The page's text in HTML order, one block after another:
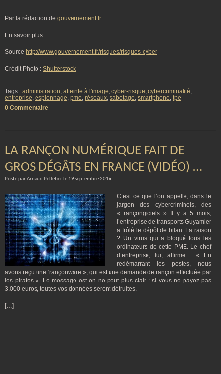
Par la rédaction de gouvernement.fr
En savoir plus :
Source http://www.gouvernement.fr/risques/risques-cyber
Crédit Photo : Shutterstock
Tags : administration, atteinte à l'image, cyber-risque, cybercriminalité,
entreprise, espionnage, pme, réseaux, sabotage, smartphone, tpe
0 Commentaire
LA RANÇON NUMÉRIQUE FAIT DE
GROS DÉGÂTS EN FRANCE (VIDÉO) …
Posté par Arnaud Pelletier le 19 septembre 2016
C’est ce que l’on appelle, dans le
jargon des cybercriminels, des
« rançongiciels » Il y a 5 mois,
l’entreprise de transports Guyamier
a frôlé le dépôt de bilan. La raison
? Un virus qui a bloqué tous les
ordinateurs de cette PME. Le chef
d’entreprise, lui, affirme : « En
redémarrant les postes, nous
avons reçu une ‘rançonware », qui est une demande de rançon effectuée par
les pirates ». Le message est on ne peut plus clair : si vous ne payez pas
3.000 euros, toutes vos données seront détruites.
[…]